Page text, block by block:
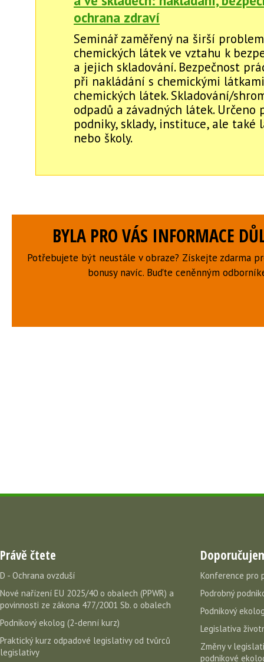
ochrana zdraví
Seminář zaměřený na širší
chemických látek ve vztahu k
a jejich skladování. Bezpečnost
při nakládání s chemickými
chemických látek. Skladování/
odpadů a závadných látek. Určeno
podniky, sklady, instituce, ale také
nebo školy.
BYLA PRO VÁS INFORMACE
Potřebujete být neustále v obraze? Získejte zdarma
bonusy navíc. Buďte ceněnným
Právě čtete
D - Ochrana ovzduší
Nové nařízení EU 2025/40 o obalech (PPWR) a
povinnosti ze zákona 477/2001 Sb. o obalech
Podnikový ekolog (2-denní kurz)
Praktický kurz odpadové legislativy od tvůrců
legislativy
Konference pro
Podrobný
Podnikový
Legislativa
Změny v
podnikové